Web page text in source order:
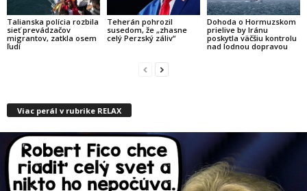
Talianska polícia rozbila
sieť prevádzačov
migrantov, zatkla osem
ľudí
Teherán pohrozil
susedom, že „zhasne
celý Perzský záliv“
Dohoda o Hormuzskom
prielive by Iránu
poskytla väčšiu kontrolu
nad lodnou dopravou
Viac perál v rubrike RELAX